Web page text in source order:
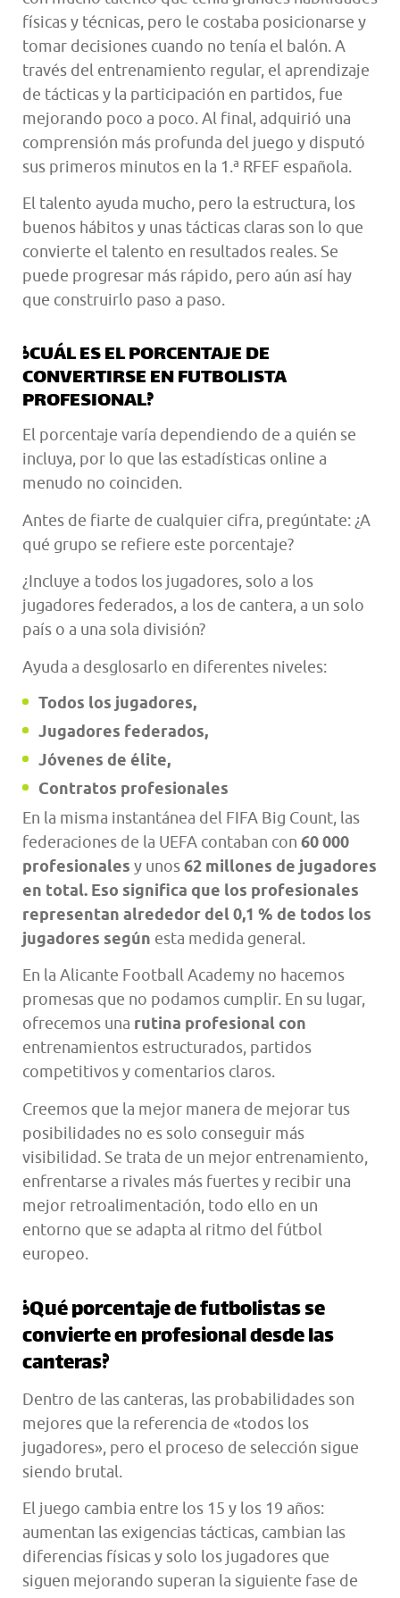
físicas y técnicas, pero le costaba posicionarse y
tomar decisiones cuando no tenía el balón. A
través del entrenamiento regular, el aprendizaje
de tácticas y la participación en partidos, fue
mejorando poco a poco. Al final, adquirió una
comprensión más profunda del juego y disputó
sus primeros minutos en la 1.ª RFEF española.
El talento ayuda mucho, pero la estructura, los
buenos hábitos y unas tácticas claras son lo que
convierte el talento en resultados reales. Se
puede progresar más rápido, pero aún así hay
que construirlo paso a paso.
¿CUÁL ES EL PORCENTAJE DE
CONVERTIRSE EN FUTBOLISTA
PROFESIONAL?
El porcentaje varía dependiendo de a quién se
incluya, por lo que las estadísticas online a
menudo no coinciden.
Antes de fiarte de cualquier cifra, pregúntate: ¿A
qué grupo se refiere este porcentaje?
¿Incluye a todos los jugadores, solo a los
jugadores federados, a los de cantera, a un solo
país o a una sola división?
Ayuda a desglosarlo en diferentes niveles:
Todos los jugadores,
Jugadores federados,
Jóvenes de élite,
Contratos profesionales
En la misma instantánea del FIFA Big Count, las
federaciones de la UEFA contaban con 60 000
profesionales y unos62 millones de jugadores
en total. Eso significa que los profesionales
representan alrededor del 0,1 % de todos los
jugadores según esta medida general.
En la Alicante Football Academy no hacemos
promesas que no podamos cumplir. En su lugar,
ofrecemos una rutina profesional con
entrenamientos estructurados, partidos
competitivos y comentarios claros.
Creemos que la mejor manera de mejorar tus
posibilidades no es solo conseguir más
visibilidad. Se trata de un mejor entrenamiento,
enfrentarse a rivales más fuertes y recibir una
mejor retroalimentación, todo ello en un
entorno que se adapta al ritmo del fútbol
europeo.
¿Qué porcentaje de futbolistas se
convierte en profesional desde las
canteras?
Dentro de las canteras, las probabilidades son
mejores que la referencia de «todos los
jugadores», pero el proceso de selección sigue
siendo brutal.
El juego cambia entre los 15 y los 19 años:
aumentan las exigencias tácticas, cambian las
diferencias físicas y solo los jugadores que
siguen mejorando superan la siguiente fase de